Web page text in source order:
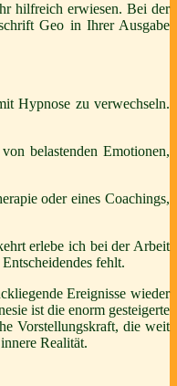
hilfreich erwiesen. Bei der
Geo in Ihrer Ausgabe
Hypnose zu verwechseln.
belastenden Emotionen,
oder eines Coachings,
erlebe ich bei der Arbeit
fehlt.
Ereignisse wieder
ist die enorm gesteigerte
Vorstellungskraft, die weit
Realität.